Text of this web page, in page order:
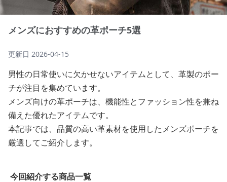
メンズにおすすめの革ポーチ5選
更新日 2026-04-15
男性の日常使いに欠かせないアイテムとして、革製のポー
チが注目を集めています。
メンズ向けの革ポーチは、機能性とファッション性を兼ね
備えた優れたアイテムです。
本記事では、品質の高い革素材を使用したメンズポーチを
厳選してご紹介します。
今回紹介する商品一覧